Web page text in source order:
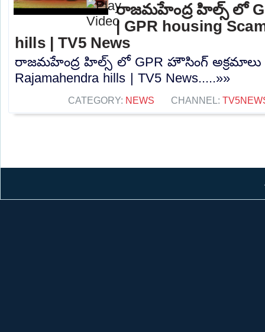
రాజమహేంద్ర హిల్స్ లో
| GPR housing
hills | TV5 News
రాజమహేంద్ర హిల్స్ లో GPR హౌసింగ్ అక్రమాలు |
Rajamahendra hills | TV5 News.....»»
CATEGORY: NEWS CHANNEL: